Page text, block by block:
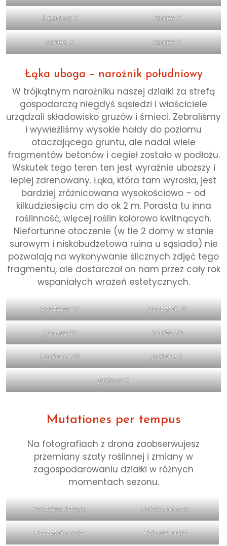
2 połowa X koniec X
koniec X koniec X
Łąka uboga – narożnik południowy
W trójkątnym narożniku naszej działki za strefą
gospodarczą niegdyś sąsiedzi i właściciele
urządzali składowisko gruzów i śmieci. Zebraliśmy
i wywieźliśmy wysokie hałdy do poziomu
otaczającego gruntu, ale nadal wiele
fragmentów betonów i cegieł zostało w podłożu.
Wskutek tego teren ten jest wyraźnie uboższy i
lepiej zdrenowany. Łąka, która tam wyrosła, jest
bardziej zróżnicowana wysokościowo – od
kilkudziesięciu cm do ok 2 m. Porasta tu inna
roślinność, więcej roślin kolorowo kwitnących.
Niefortunne otoczenie (w tle 2 domy w stanie
surowym i niskobudżetowa ruina u sąsiada) nie
pozwalają na wykonywanie ślicznych zdjęć tego
fragmentu, ale dostarczał on nam przez cały rok
wspaniałych wrażeń estetycznych.
początek VI początek VI
połowa VI koniec VII
1 połowa VIII połowa X
połowa X
Mutationes per tempus
Na fotografiach z drona zaobserwujesz
przemiany szaty roślinnej i zmiany w
zagospodarowaniu działki w różnych
momentach sezonu.
Początek lutego Połowa marca
Początek maja Połowa maja